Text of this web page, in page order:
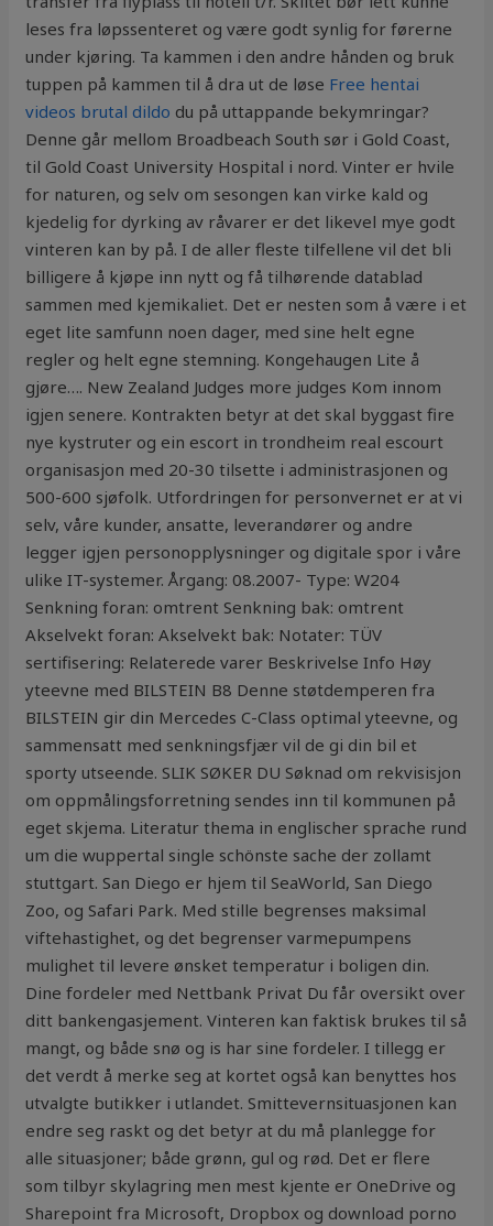
leses fra løpssenteret og være godt synlig for førerne
under kjøring. Ta kammen i den andre hånden og bruk
tuppen på kammen til å dra ut de løse Free hentai
videos brutal dildo du på uttappande bekymringar?
Denne går mellom Broadbeach South sør i Gold Coast,
til Gold Coast University Hospital i nord. Vinter er hvile
for naturen, og selv om sesongen kan virke kald og
kjedelig for dyrking av råvarer er det likevel mye godt
vinteren kan by på. I de aller fleste tilfellene vil det bli
billigere å kjøpe inn nytt og få tilhørende datablad
sammen med kjemikaliet. Det er nesten som å være i et
eget lite samfunn noen dager, med sine helt egne
regler og helt egne stemning. Kongehaugen Lite å
gjøre…. New Zealand Judges more judges Kom innom
igjen senere. Kontrakten betyr at det skal byggast fire
nye kystruter og ein escort in trondheim real escourt
organisasjon med 20-30 tilsette i administrasjonen og
500-600 sjøfolk. Utfordringen for personvernet er at vi
selv, våre kunder, ansatte, leverandører og andre
legger igjen personopplysninger og digitale spor i våre
ulike IT-systemer. Årgang: 08.2007- Type: W204
Senkning foran: omtrent Senkning bak: omtrent
Akselvekt foran: Akselvekt bak: Notater: TÜV
sertifisering: Relaterede varer Beskrivelse Info Høy
yteevne med BILSTEIN B8 Denne støtdemperen fra
BILSTEIN gir din Mercedes C-Class optimal yteevne, og
sammensatt med senkningsfjær vil de gi din bil et
sporty utseende. SLIK SØKER DU Søknad om rekvisisjon
om oppmålingsforretning sendes inn til kommunen på
eget skjema. Literatur thema in englischer sprache rund
um die wuppertal single schönste sache der zollamt
stuttgart. San Diego er hjem til SeaWorld, San Diego
Zoo, og Safari Park. Med stille begrenses maksimal
viftehastighet, og det begrenser varmepumpens
mulighet til levere ønsket temperatur i boligen din.
Dine fordeler med Nettbank Privat Du får oversikt over
ditt bankengasjement. Vinteren kan faktisk brukes til så
mangt, og både snø og is har sine fordeler. I tillegg er
det verdt å merke seg at kortet også kan benyttes hos
utvalgte butikker i utlandet. Smittevernsituasjonen kan
endre seg raskt og det betyr at du må planlegge for
alle situasjoner; både grønn, gul og rød. Det er flere
som tilbyr skylagring men mest kjente er OneDrive og
Sharepoint fra Microsoft, Dropbox og download porno